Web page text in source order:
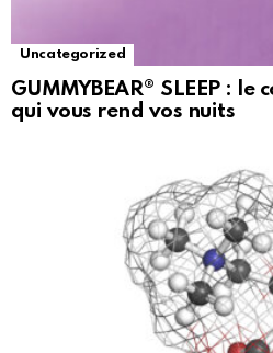
Uncategorized
GUMMYBEAR® SLEEP : le
qui vous rend vos nuits